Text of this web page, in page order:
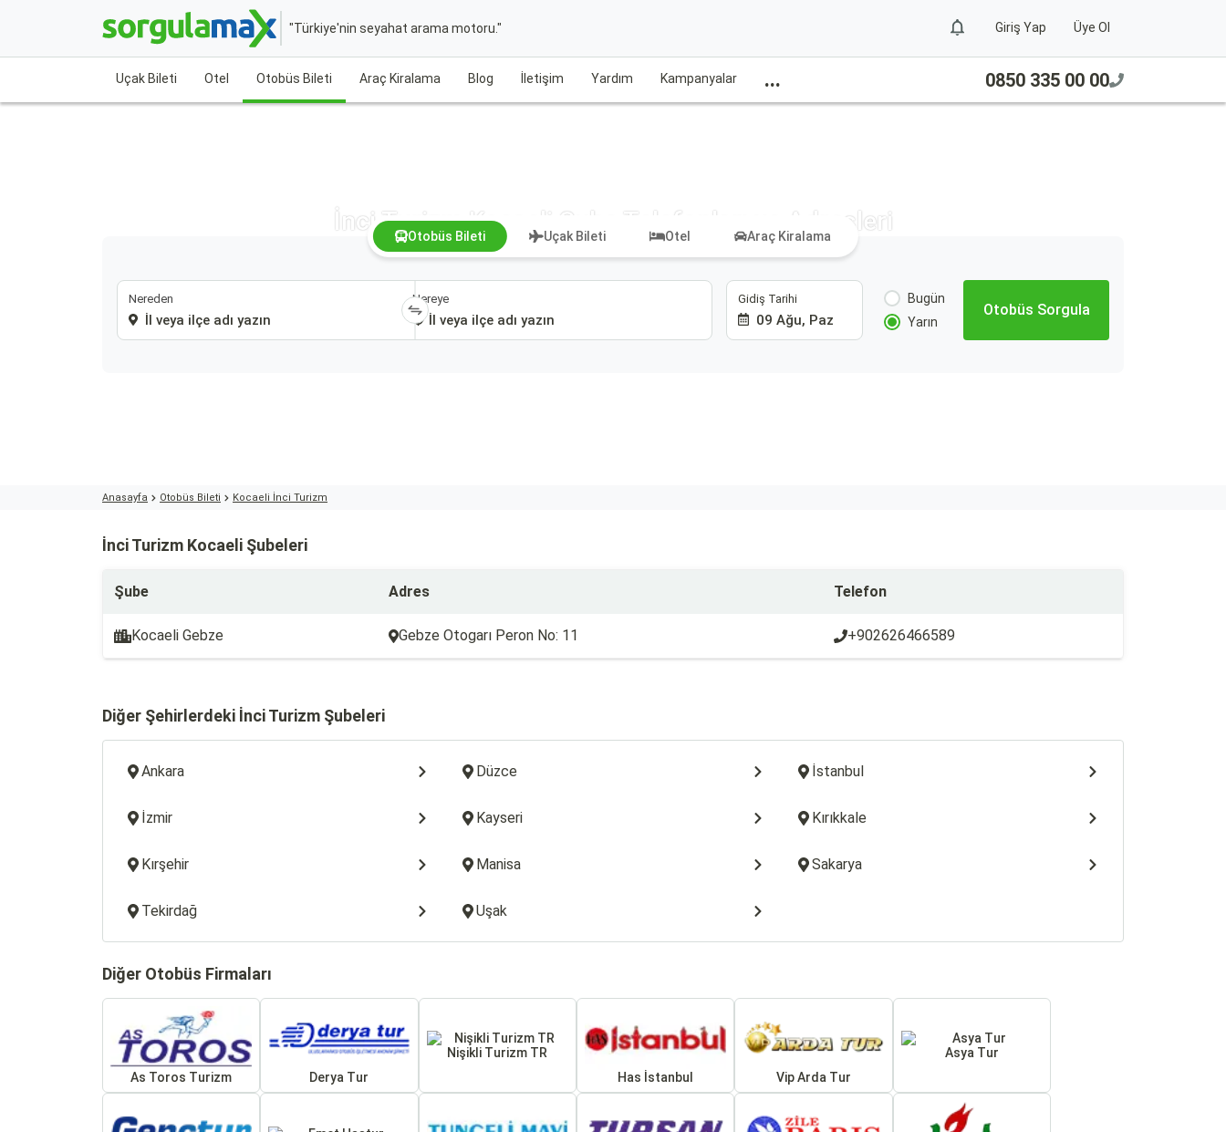
"Türkiye'nin seyahat arama motoru." Giriş Yap Üye Ol
Uçak Bileti Otel Otobüs Bileti Araç Kiralama Blog İletişim Yardım Kampanyalar ... 0850 335 00 00
İnci Turizm Kocaeli Şube Telefonları ve Adresleri
Otobüs Bileti Uçak Bileti Otel Araç Kiralama
Nereden Nereye Gidiş Tarihi
09 Ağu, Paz
Bugün
Yarın
Otobüs Sorgula
Anasayfa Otobüs Bileti Kocaeli İnci Turizm
İnci Turizm Kocaeli Şubeleri
Şube Adres Telefon
Kocaeli Gebze Gebze Otogarı Peron No: 11 +902626466589
Diğer Şehirlerdeki İnci Turizm Şubeleri
Ankara Düzce İstanbul
İzmir Kayseri Kırıkkale
Kırşehir Manisa Sakarya
Tekirdağ Uşak
Diğer Otobüs Firmaları
As Toros Turizm Derya Tur
Nişikli Turizm TR
Has İstanbul
Vip Arda Tur
Asya Tur